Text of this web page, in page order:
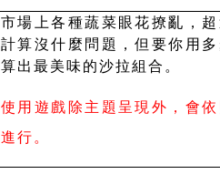
市場上各種蔬菜眼花撩亂，
計算沒什麼問題，但要你用
算出最美味的沙拉組合。
使用遊戲除主題呈現外，會
進行。